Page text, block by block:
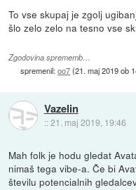
To vse skupaj je zgolj
šlo zelo zelo na tesno vse
Zgodovina sprememb…
spremenil:oo7(21. maj 2019 ob
Vazelin
::21. maj 2019, 19:46
Mah folk je hodu gledat
nimaš tega vibe-a. Če bi
številu potencialnih